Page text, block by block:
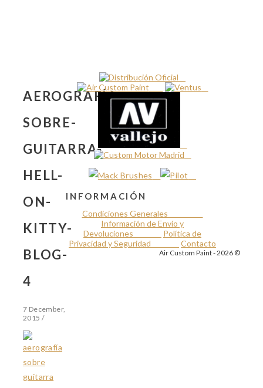
AEROGRAFÍA-
SOBRE-
GUITARRA-
HELL-
ON-
KITTY-
BLOG-
4
7 December,
2015 /
INFORMACIÓN
Condiciones Generales
Información de Envío y
Devoluciones
Política de
Privacidad y Seguridad
Contacto
Air Custom Paint - 2026 ©